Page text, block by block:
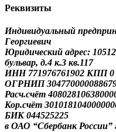
Реквизиты
Индивидуальный
Георгиевич
Юридический адрес:
бульвар, д.4 к.3 кв.117
ИНН 771976761902 КПП 0
ОГРНИП
Расч.счёт
Кор.счёт
БИК 044525225
в ОАО “Сбербанк России”